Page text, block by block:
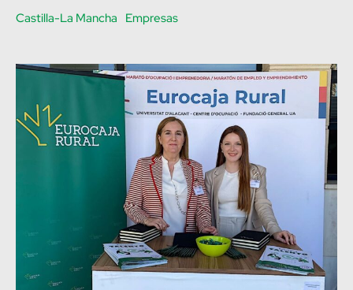
Castilla-La Mancha Empresas